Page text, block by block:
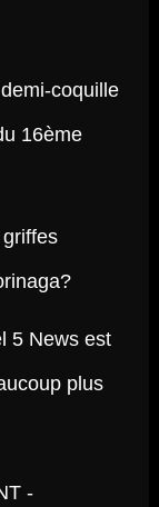
coquille
16ème
5 News est
plus